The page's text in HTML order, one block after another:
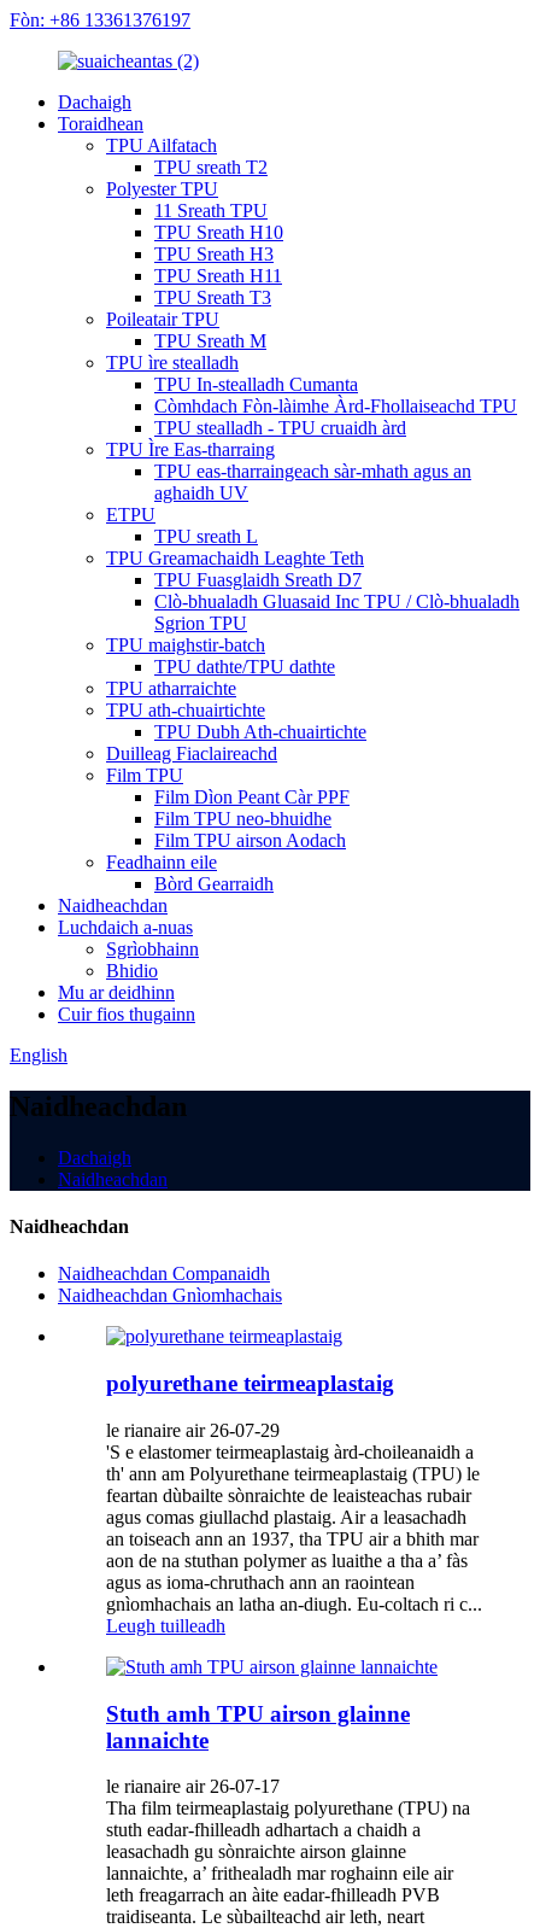
Fòn: +86 13361376197
Dachaigh
Toraidhean
TPU Ailfatach
TPU sreath T2
Polyester TPU
11 Sreath TPU
TPU Sreath H10
TPU Sreath H3
TPU Sreath H11
TPU Sreath T3
Poileatair TPU
TPU Sreath M
TPU ìre stealladh
TPU In-stealladh Cumanta
Còmhdach Fòn-làimhe Àrd-Fhollaiseachd TPU
TPU stealladh - TPU cruaidh àrd
TPU Ìre Eas-tharraing
TPU eas-tharraingeach sàr-mhath agus an
aghaidh UV
ETPU
TPU sreath L
TPU Greamachaidh Leaghte Teth
TPU Fuasglaidh Sreath D7
Clò-bhualadh Gluasaid Inc TPU / Clò-bhualadh
Sgrion TPU
TPU maighstir-batch
TPU dathte/TPU dathte
TPU atharraichte
TPU ath-chuairtichte
TPU Dubh Ath-chuairtichte
Duilleag Fiaclaireachd
Film TPU
Film Dìon Peant Càr PPF
Film TPU neo-bhuidhe
Film TPU airson Aodach
Feadhainn eile
Bòrd Gearraidh
Naidheachdan
Luchdaich a-nuas
Sgrìobhainn
Bhidio
Mu ar deidhinn
Cuir fios thugainn
English
Naidheachdan
Dachaigh
Naidheachdan
Naidheachdan
Naidheachdan Companaidh
Naidheachdan Gnìomhachais
polyurethane teirmeaplastaig
le rianaire air 26-07-29
'S e elastomer teirmeaplastaig àrd-choileanaidh a
th' ann am Polyurethane teirmeaplastaig (TPU) le
feartan dùbailte sònraichte de leaisteachas rubair
agus comas giullachd plastaig. Air a leasachadh
an toiseach ann an 1937, tha TPU air a bhith mar
aon de na stuthan polymer as luaithe a tha a’ fàs
agus as ioma-chruthach ann an raointean
gnìomhachais an latha an-diugh. Eu-coltach ri c...
Leugh tuilleadh
Stuth amh TPU airson glainne
lannaichte
le rianaire air 26-07-17
Tha film teirmeaplastaig polyurethane (TPU) na
stuth eadar-fhilleadh adhartach a chaidh a
leasachadh gu sònraichte airson glainne
lannaichte, a’ frithealadh mar roghainn eile air
leth freagarrach an àite eadar-fhilleadh PVB
traidiseanta. Le sùbailteachd air leth, neart